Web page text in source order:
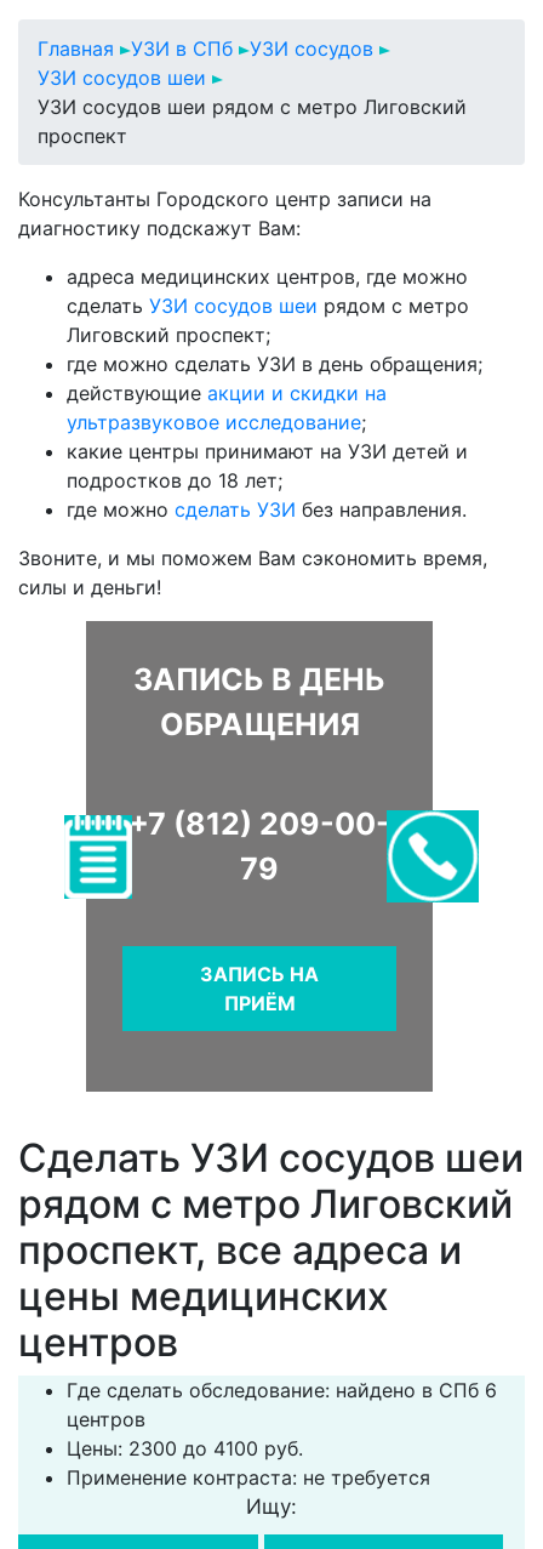
Главная УЗИ в СПб
УЗИ сосудов
УЗИ сосудов шеи
УЗИ сосудов шеи рядом с метро Лиговский
проспект
Консультанты Городского центр записи на
диагностику подскажут Вам:
адреса медицинских центров, где можно
сделать УЗИ сосудов шеи рядом с метро
Лиговский проспект;
где можно сделать УЗИ в день обращения;
действующие акции и скидки на
ультразвуковое исследование;
какие центры принимают на УЗИ детей и
подростков до 18 лет;
где можно сделать УЗИ без направления.
Звоните, и мы поможем Вам сэкономить время,
силы и деньги!
ЗАПИСЬ В ДЕНЬ
ОБРАЩЕНИЯ
+7 (812) 209-00-
79
ЗАПИСЬ НА
ПРИЁМ
Сделать УЗИ сосудов шеи
рядом с метро Лиговский
проспект, все адреса и
цены медицинских
центров
Где сделать обследование: найдено в СПб 6
центров
Цены: 2300 до 4100 руб.
Применение контраста: не требуется
Ищу: